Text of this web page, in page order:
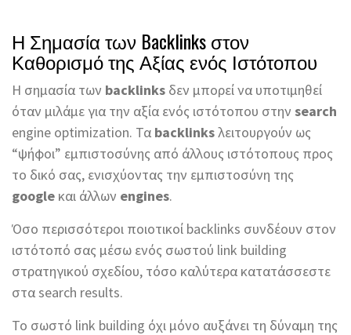
Η Σημασία των Backlinks στον
Καθορισμό της Αξίας ενός Ιστότοπου
Η σημασία των backlinks δεν μπορεί να υποτιμηθεί
όταν μιλάμε για την αξία ενός ιστότοπου στην search
engine optimization. Τα backlinksλειτουργούν ως
“ψήφοι” εμπιστοσύνης από άλλους ιστότοπους προς
το δικό σας, ενισχύοντας την εμπιστοσύνη της
google και άλλων engines.
Όσο περισσότεροι ποιοτικοί backlinks συνδέουν στον
ιστότοπό σας μέσω ενός σωστού link building
στρατηγικού σχεδίου, τόσο καλύτερα κατατάσσεστε
στα search results.
Το σωστό link building όχι μόνο αυξάνει τη δύναμη της